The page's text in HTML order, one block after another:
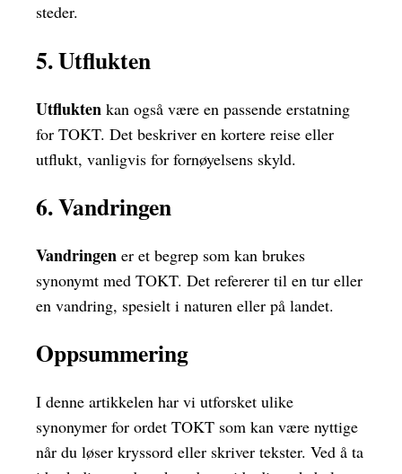
steder.
5. Utflukten
Utflukten kan også være en passende erstatning
for TOKT. Det beskriver en kortere reise eller
utflukt, vanligvis for fornøyelsens skyld.
6. Vandringen
Vandringen er et begrep som kan brukes
synonymt med TOKT. Det refererer til en tur eller
en vandring, spesielt i naturen eller på landet.
Oppsummering
I denne artikkelen har vi utforsket ulike
synonymer for ordet TOKT som kan være nyttige
når du løser kryssord eller skriver tekster. Ved å ta